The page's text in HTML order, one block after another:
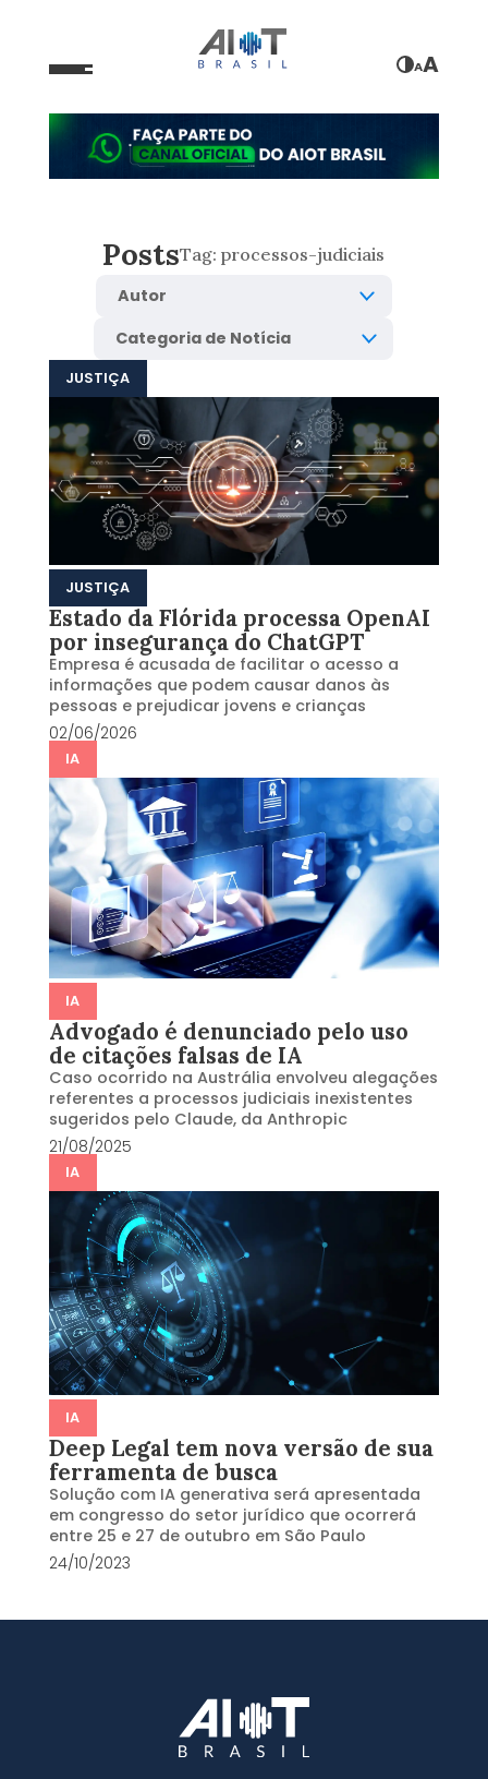
AA
PostsTag:processos-judiciais
JUSTIÇA
JUSTIÇA
Estado da Flórida processa OpenAI
por insegurança do ChatGPT
Empresa é acusada de facilitar o acesso a
informações que podem causar danos às
pessoas e prejudicar jovens e crianças
02/06/2026
IA
IA
Advogado é denunciado pelo uso
de citações falsas de IA
Caso ocorrido na Austrália envolveu alegações
referentes a processos judiciais inexistentes
sugeridos pelo Claude, da Anthropic
21/08/2025
IA
IA
Deep Legal tem nova versão de sua
ferramenta de busca
Solução com IA generativa será apresentada
em congresso do setor jurídico que ocorrerá
entre 25 e 27 de outubro em São Paulo
24/10/2023